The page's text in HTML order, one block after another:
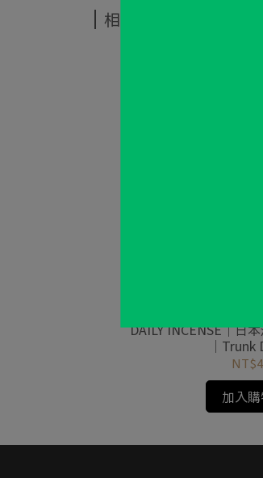
相關商品
DAILY INCENSE｜日
｜Trunk
加入